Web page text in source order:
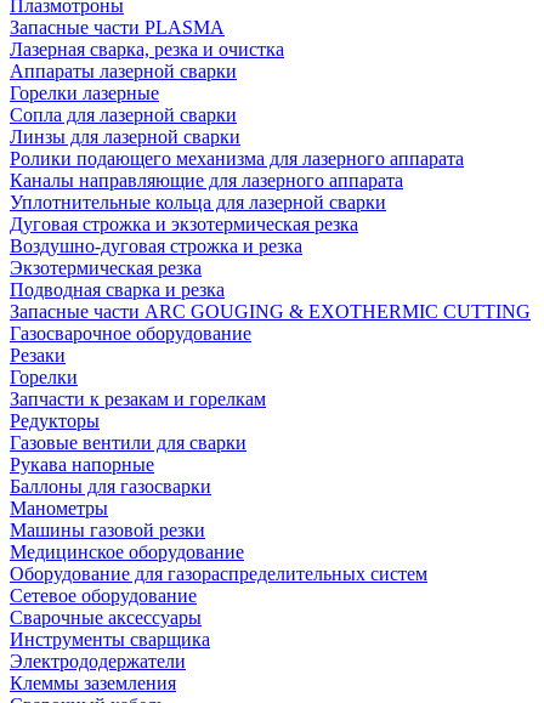
Плазмотроны
Запасные части PLASMA
Лазерная сварка, резка и очистка
Аппараты лазерной сварки
Горелки лазерные
Сопла для лазерной сварки
Линзы для лазерной сварки
Ролики подающего механизма для лазерного аппарата
Каналы направляющие для лазерного аппарата
Уплотнительные кольца для лазерной сварки
Дуговая строжка и экзотермическая резка
Воздушно-дуговая строжка и резка
Экзотермическая резка
Подводная сварка и резка
Запасные части ARC GOUGING & EXOTHERMIC CUTTING
Газосварочное оборудование
Резаки
Горелки
Запчасти к резакам и горелкам
Редукторы
Газовые вентили для сварки
Рукава напорные
Баллоны для газосварки
Манометры
Машины газовой резки
Медицинское оборудование
Оборудование для газораспределительных систем
Сетевое оборудование
Сварочные аксессуары
Инструменты сварщика
Электрододержатели
Клеммы заземления